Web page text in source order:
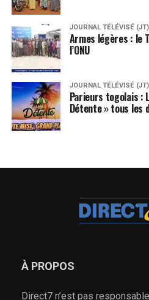
JOURNAL TÉLÉVISÉ (JT)
Armes légères : le
l’ONU
JOURNAL TÉLÉVISÉ (JT)
Parieurs togolais :
Détente » tous les
À PROPOS
Direct7 n’est pas